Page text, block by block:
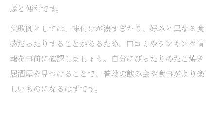
ぶと便利です。
失敗例としては、味付けが濃すぎたり、好みと異なる食
感だったりすることがあるため、口コミやランキング情
報を事前に確認しましょう。自分にぴったりのたこ焼き
居酒屋を見つけることで、普段の飲み会や食事がより楽
しいものになるはずです。